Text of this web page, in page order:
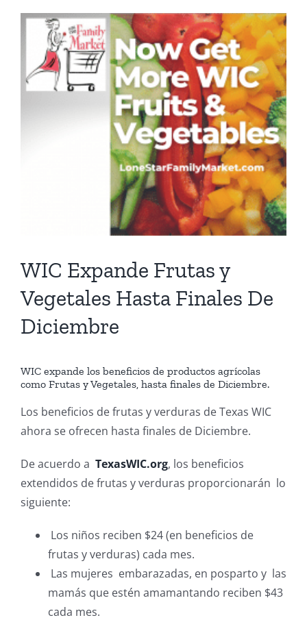
View
Larger
Image
WIC Expande Frutas y
Vegetales Hasta Finales De
Diciembre
WIC expande los beneficios de productos agrícolas
como Frutas y Vegetales, hasta finales de Diciembre.
Los beneficios de frutas y verduras de Texas WIC
ahora se ofrecen hasta finales de Diciembre.
De acuerdo a TexasWIC.org, los beneficios
extendidos de frutas y verduras proporcionarán lo
siguiente:
Los niños reciben $24 (en beneficios de
frutas y verduras) cada mes.
Las mujeres embarazadas, en posparto y las
mamás que estén amamantando reciben $43
cada mes.